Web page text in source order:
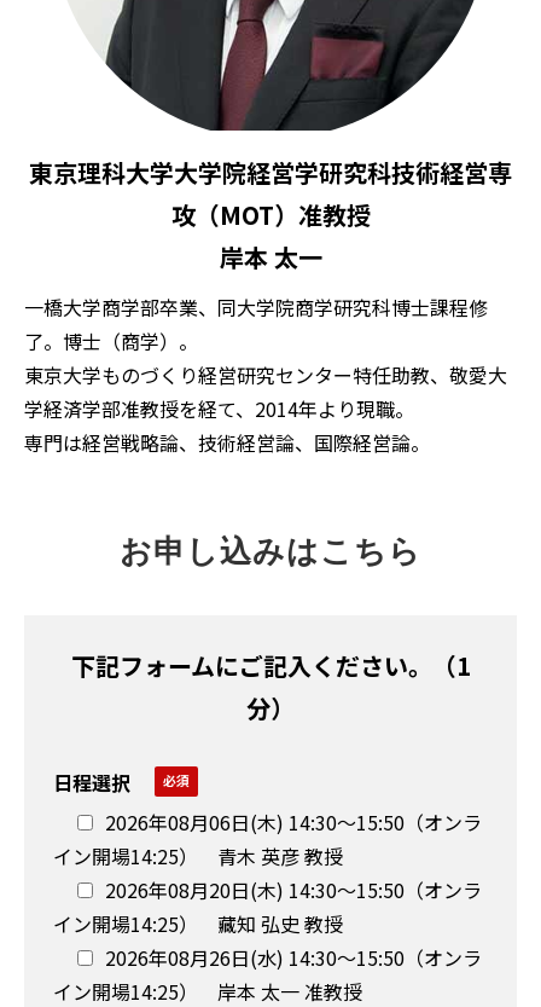
東京理科大学大学院経営学研究科技術経営専
攻（MOT）准教授
岸本 太一
一橋大学商学部卒業、同大学院商学研究科博士課程修
了。博士（商学）。
東京大学ものづくり経営研究センター特任助教、敬愛大
学経済学部准教授を経て、2014年より現職。
専門は経営戦略論、技術経営論、国際経営論。
お申し込みはこちら
下記フォームにご記入ください。（1
分）
日程選択
2026年08月06日(木) 14:30〜15:50（オンラ
イン開場14:25） 青木 英彦 教授
2026年08月20日(木) 14:30〜15:50（オンラ
イン開場14:25） 藏知 弘史 教授
2026年08月26日(水) 14:30〜15:50（オンラ
イン開場14:25） 岸本 太一 准教授